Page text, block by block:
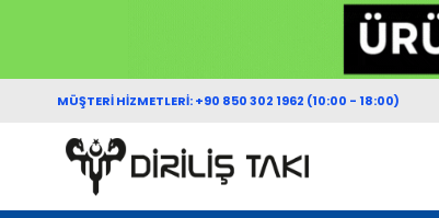
MÜŞTERİ HİZMETLERİ: +90 850 302 1962 (10:00 - 18:00)